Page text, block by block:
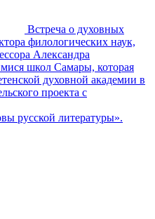
Встреча о духовных
филологических наук,
Александра
школ Самары, которая
духовной академии в
проекта с
русской литературы».